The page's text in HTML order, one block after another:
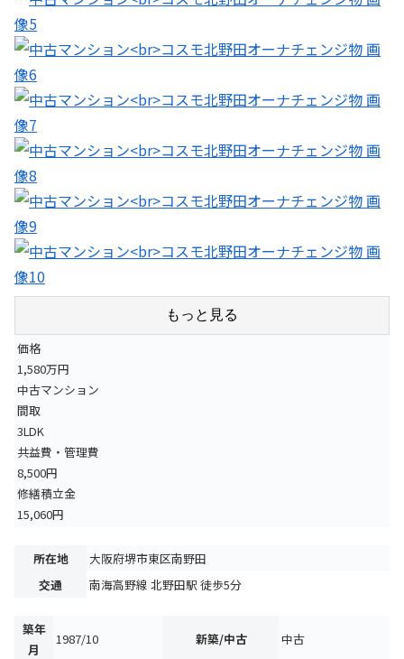
もっと見る
価格
1,580万円
中古マンション
間取
3LDK
共益費・管理費
8,500円
修繕積立金
15,060円
所在地
大阪府堺市東区南野田
交通
南海高野線 北野田駅 徒歩5分
築年
月
1987/10 新築/中古 中古